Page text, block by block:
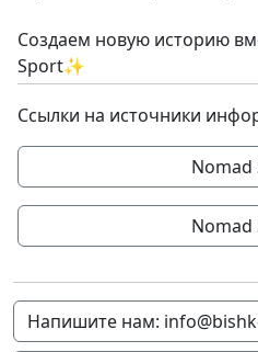
Создаем новую историю
Sport✨
Ссылки на источники
Nomad
Nomad
Напишите нам: